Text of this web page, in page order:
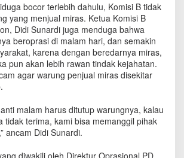
u
p
S
e
m
u
a
r
u
n
R
bocor terlebih dahulu, Komisi B tidak
yang menjual miras. Ketua Komisi B
Didi Sunardi juga menduga bahwa
beroprasi di malam hari, dan semakin
karena dengan beredarnya miras,
pun akan lebih rawan tindak kejahatan.
agar warung penjual miras disekitar
malam harus ditutup warungnya, kalau
tidak terima, kami bisa memanggil pihak
ancam Didi Sunardi.
diwakili oleh Direktur Oprasional PD